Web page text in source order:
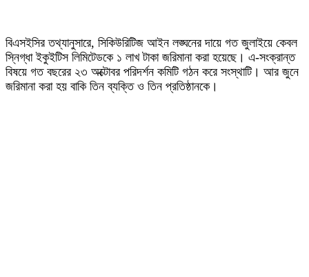
বিএসইসির তথ্যানুসারে, সিকিউরিটিজ আইন লঙ্ঘনের দায়ে গত জুলাইয়ে কেবল
স্নিগ্ধা ইকুইটিস লিমিটেডকে ১ লাখ টাকা জরিমানা করা হয়েছে। এ-সংক্রান্ত
বিষয়ে গত বছরের ২৩ অক্টোবর পরিদর্শন কমিটি গঠন করে সংস্থাটি। আর জুনে
জরিমানা করা হয় বাকি তিন ব্যক্তি ও তিন প্রতিষ্ঠানকে।